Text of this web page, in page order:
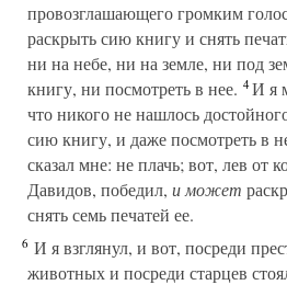
провозглашающего громким
раскрыть сию книгу и снять
ни на небе, ни на земле, ни под
книгу, ни посмотреть в нее. 4И я
что никого не нашлось
сию книгу, и даже посмотреть в
сказал мне: не плачь; вот, лев от
Давидов, победил, и может
снять семь печатей ее.
6 И я взглянул, и вот, посреди
животных и посреди старцев